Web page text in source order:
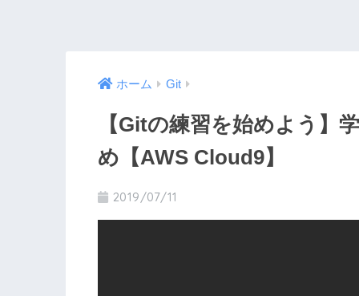
ホーム Git
【Gitの練習を始めよう】
め【AWS Cloud9】
2019/07/11